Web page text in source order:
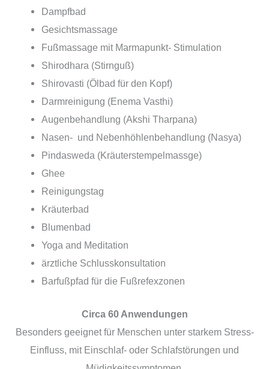
Dampfbad
Gesichtsmassage
Fußmassage mit Marmapunkt- Stimulation
Shirodhara (Stirnguß)
Shirovasti (Ölbad für den Kopf)
Darmreinigung (Enema Vasthi)
Augenbehandlung (Akshi Tharpana)
Nasen- und Nebenhöhlenbehandlung (Nasya)
Pindasweda (Kräuterstempelmassge)
Ghee
Reinigungstag
Kräuterbad
Blumenbad
Yoga and Meditation
ärztliche Schlusskonsultation
Barfußpfad für die Fußrefexzonen
Circa 60 Anwendungen
Besonders geeignet für Menschen unter starkem Stress-
Einfluss, mit Einschlaf- oder Schlafstörungen und